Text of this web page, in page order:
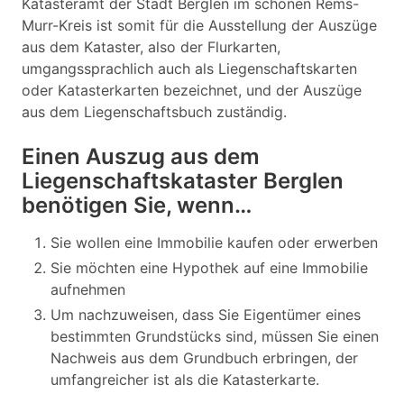
Katasteramt der Stadt Berglen im schönen Rems-
Murr-Kreis ist somit für die Ausstellung der Auszüge
aus dem Kataster, also der Flurkarten,
umgangssprachlich auch als Liegenschaftskarten
oder Katasterkarten bezeichnet, und der Auszüge
aus dem Liegenschaftsbuch zuständig.
Einen Auszug aus dem
Liegenschaftskataster Berglen
benötigen Sie, wenn…
Sie wollen eine Immobilie kaufen oder erwerben
Sie möchten eine Hypothek auf eine Immobilie
aufnehmen
Um nachzuweisen, dass Sie Eigentümer eines
bestimmten Grundstücks sind, müssen Sie einen
Nachweis aus dem Grundbuch erbringen, der
umfangreicher ist als die Katasterkarte.